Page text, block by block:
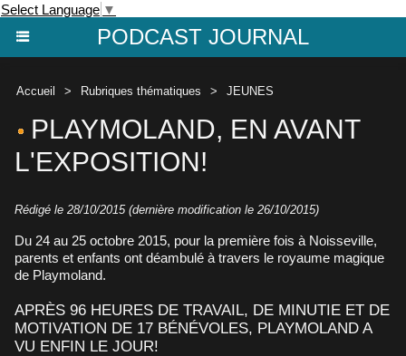
Select Language ▼
PODCAST JOURNAL
Accueil > Rubriques thématiques > JEUNES
PLAYMOLAND, EN AVANT
L'EXPOSITION!
Rédigé le 28/10/2015 (dernière modification le 26/10/2015)
Du 24 au 25 octobre 2015, pour la première fois à Noisseville,
parents et enfants ont déambulé à travers le royaume magique
de Playmoland.
APRÈS 96 HEURES DE TRAVAIL, DE MINUTIE ET DE
MOTIVATION DE 17 BÉNÉVOLES, PLAYMOLAND A
VU ENFIN LE JOUR!